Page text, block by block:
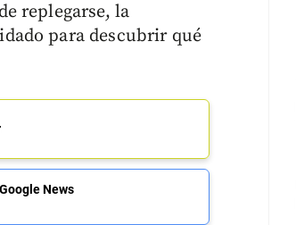
replegarse, la
para descubrir qué
News